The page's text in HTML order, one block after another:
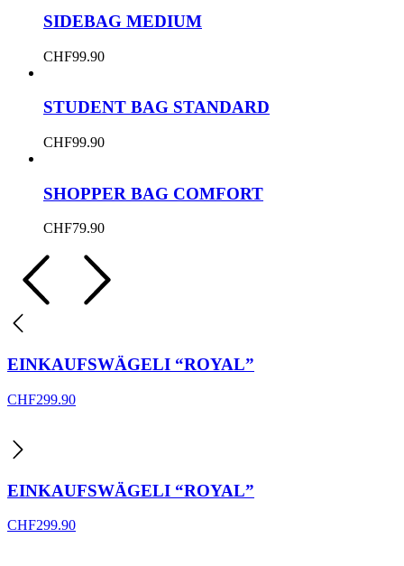
SIDEBAG MEDIUM
CHF99.90
STUDENT BAG STANDARD
CHF99.90
SHOPPER BAG COMFORT
CHF79.90
EINKAUFSWÄGELI “ROYAL”
CHF299.90
EINKAUFSWÄGELI “ROYAL”
CHF299.90